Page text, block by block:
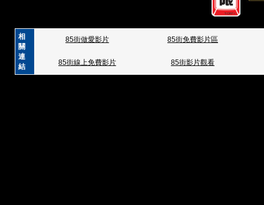
相
關
連
結
85街做愛影片 85街免費影片區
85街線上免費影片 85街影片觀看